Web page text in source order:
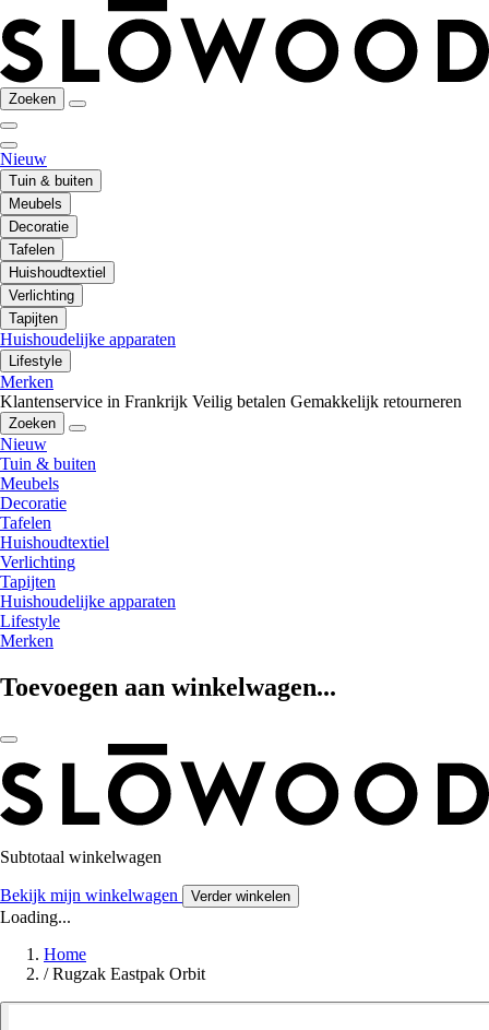
Zoeken
Nieuw
Tuin & buiten
Meubels
Decoratie
Tafelen
Huishoudtextiel
Verlichting
Tapijten
Huishoudelijke apparaten
Lifestyle
Merken
Klantenservice in Frankrijk Veilig betalen Gemakkelijk retourneren
Zoeken
Nieuw
Tuin & buiten
Meubels
Decoratie
Tafelen
Huishoudtextiel
Verlichting
Tapijten
Huishoudelijke apparaten
Lifestyle
Merken
Toevoegen aan winkelwagen...
Subtotaal winkelwagen
Bekijk mijn winkelwagen Verder winkelen
Loading...
Home
/ Rugzak Eastpak Orbit